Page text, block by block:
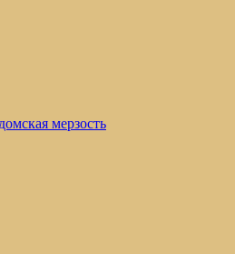
мерзость